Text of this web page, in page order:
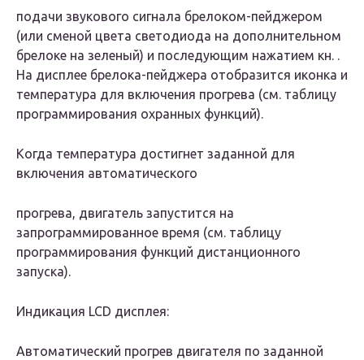
подачи звукового сигнала брелоком-пейджером
(или сменой цвета светодиода на дополнительном
брелоке на зеленый) и последующим нажатием кн. .
На дисплее брелока-пейджера отобразится иконка и
температура для включения прогрева (см. таблицу
программирования охранных функций).
Когда температура достигнет заданной для
включения автоматического
прогрева, двигатель запустится на
запрограммированное время (см. таблицу
программирования функций дистанционного
запуска).
Индикация LCD дисплея:
Автоматический прогрев двигателя по заданной